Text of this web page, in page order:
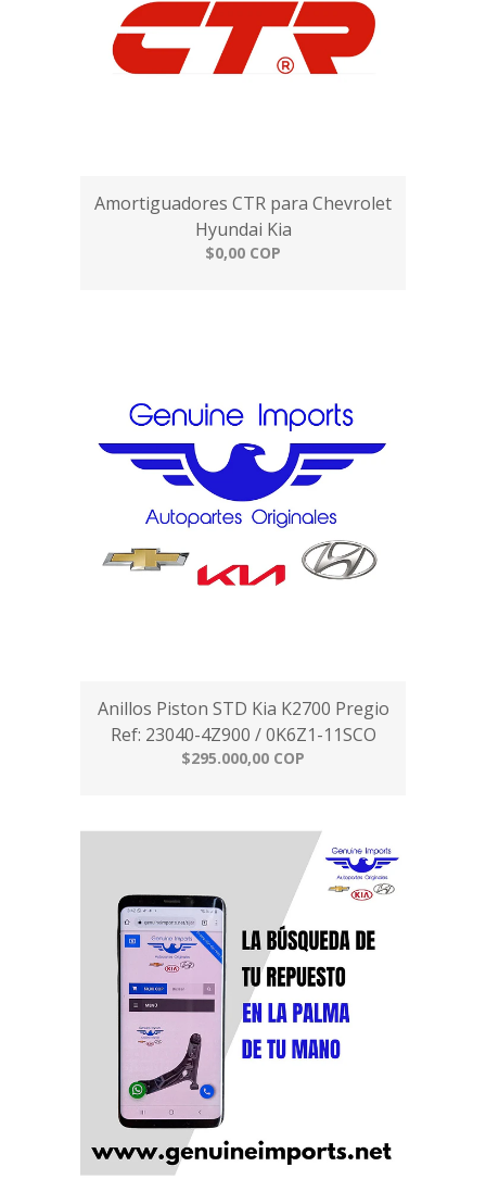
Amortiguadores CTR para Chevrolet
Hyundai Kia
$0,00 COP
Anillos Piston STD Kia K2700 Pregio
Ref: 23040-4Z900 / 0K6Z1-11SCO
$295.000,00 COP